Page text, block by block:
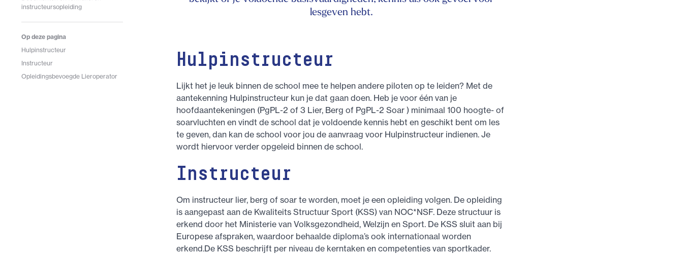
instructeursopleiding
Op deze pagina
Hulpinstructeur
Instructeur
Opleidingsbevoegde Lieroperator
lesgeven hebt.
Hulpinstructeur
Lijkt het je leuk binnen de school mee te helpen andere piloten op te leiden? Met de
aantekenning Hulpinstructeur kun je dat gaan doen. Heb je voor één van je
hoofdaantekeningen (PgPL-2 of 3 Lier, Berg of PgPL-2 Soar ) minimaal 100 hoogte- of
soarvluchten en vindt de school dat je voldoende kennis hebt en geschikt bent om les
te geven, dan kan de school voor jou de aanvraag voor Hulpinstructeur indienen. Je
wordt hiervoor verder opgeleid binnen de school.
Instructeur
Om instructeur lier, berg of soar te worden, moet je een opleiding volgen. De opleiding
is aangepast aan de Kwaliteits Structuur Sport (KSS) van NOC*NSF. Deze structuur is
erkend door het Ministerie van Volksgezondheid, Welzijn en Sport. De KSS sluit aan bij
Europese afspraken, waardoor behaalde diploma’s ook internationaal worden
erkend.De KSS beschrijft per niveau de kerntaken en competenties van sportkader.